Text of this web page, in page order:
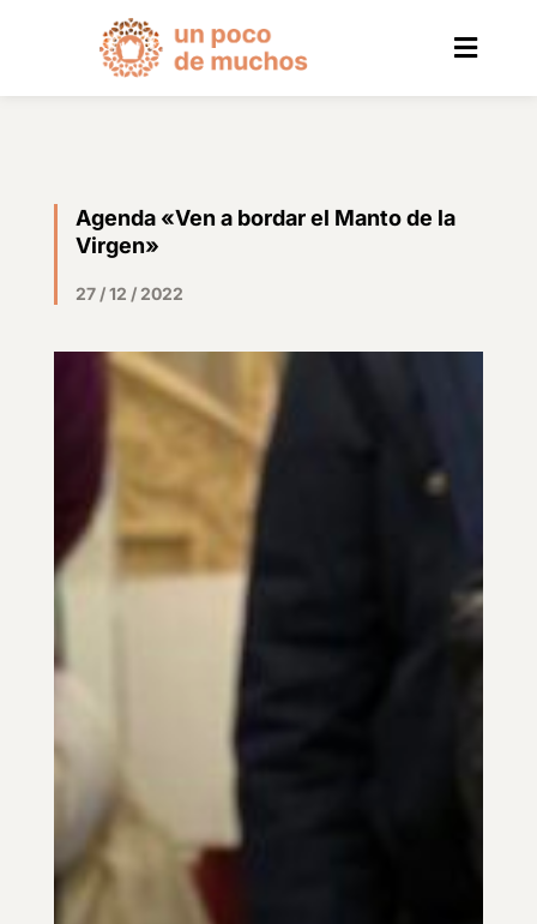
Agenda «Ven a bordar el Manto de la
Virgen»
27 / 12 / 2022